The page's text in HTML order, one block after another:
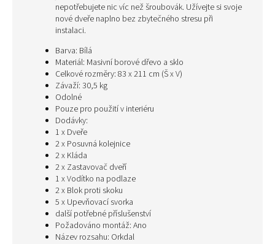
nepotřebujete nic víc než šroubovák. Užívejte si svoje
nové dveře naplno bez zbytečného stresu při
instalaci.
Barva: Bílá
Materiál: Masivní borové dřevo a sklo
Celkové rozměry: 83 x 211 cm (Š x V)
Závaží: 30,5 kg
Odolné
Pouze pro použití v interiéru
Dodávky:
1 x Dveře
2 x Posuvná kolejnice
2 x Kláda
2 x Zastavovač dveří
1 x Vodítko na podlaze
2 x Blok proti skoku
5 x Upevňovací svorka
další potřebné příslušenství
Požadováno montáž: Ano
Název rozsahu: Orkdal